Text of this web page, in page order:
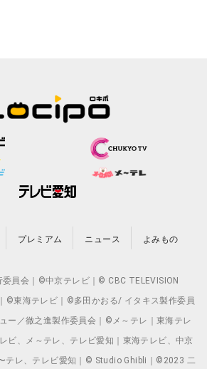
プレミアム ニュース よみもの
員会｜©中京テレビ｜© CBC TELEVISION
©東海テレビ｜©多田かおる/ イタキス製作委員
ー／徹之進製作委員会｜©メ～テレ｜東海テレ
ビ、メ～テレ、テレビ愛知｜東海テレビ、中京
テレ、テレビ愛知｜© Studio Ghibli｜©2023 二